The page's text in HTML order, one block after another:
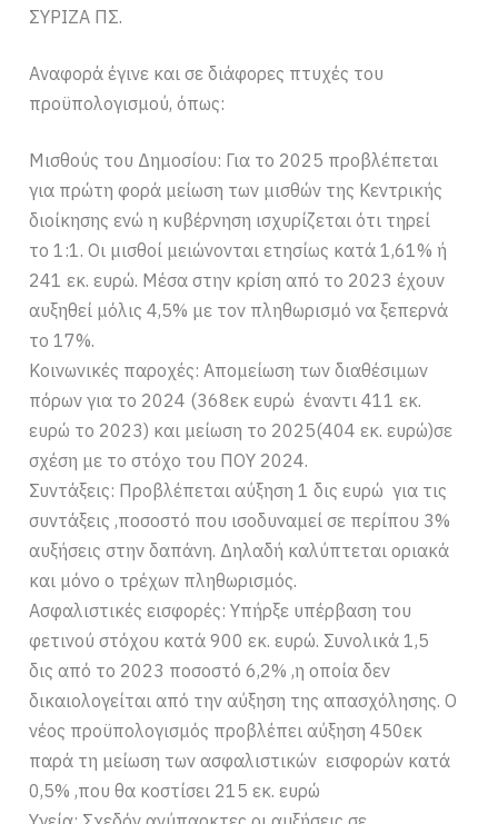
ΣΥΡΙΖΑ ΠΣ.
Αναφορά έγινε και σε διάφορες πτυχές του
προϋπολογισμού, όπως:
Μισθούς του Δημοσίου: Για το 2025 προβλέπεται
για πρώτη φορά μείωση των μισθών της Κεντρικής
διοίκησης ενώ η κυβέρνηση ισχυρίζεται ότι τηρεί
το 1:1. Οι μισθοί μειώνονται ετησίως κατά 1,61% ή
241 εκ. ευρώ. Μέσα στην κρίση από το 2023 έχουν
αυξηθεί μόλις 4,5% με τον πληθωρισμό να ξεπερνά
το 17%.
Κοινωνικές παροχές: Απομείωση των διαθέσιμων
πόρων για το 2024 (368εκ ευρώ έναντι 411 εκ.
ευρώ το 2023) και μείωση το 2025(404 εκ. ευρώ)σε
σχέση με το στόχο του ΠΟΥ 2024.
Συντάξεις: Προβλέπεται αύξηση 1 δις ευρώ για τις
συντάξεις ,ποσοστό που ισοδυναμεί σε περίπου 3%
αυξήσεις στην δαπάνη. Δηλαδή καλύπτεται οριακά
και μόνο ο τρέχων πληθωρισμός.
Ασφαλιστικές εισφορές: Υπήρξε υπέρβαση του
φετινού στόχου κατά 900 εκ. ευρώ. Συνολικά 1,5
δις από το 2023 ποσοστό 6,2% ,η οποία δεν
δικαιολογείται από την αύξηση της απασχόλησης. Ο
νέος προϋπολογισμός προβλέπει αύξηση 450εκ
παρά τη μείωση των ασφαλιστικών εισφορών κατά
0,5% ,που θα κοστίσει 215 εκ. ευρώ